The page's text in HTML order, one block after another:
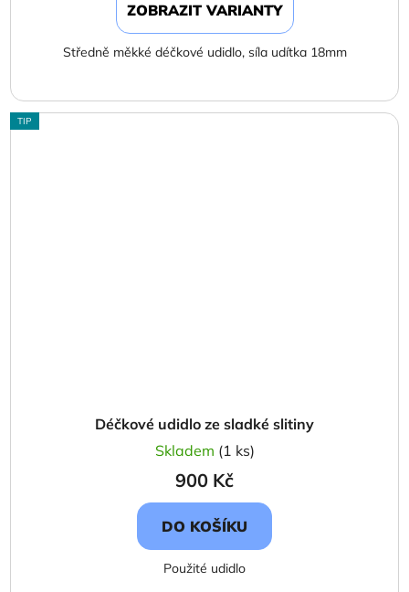
ZOBRAZIT VARIANTY
Středně měkké déčkové udidlo, síla udítka 18mm
TIP
Déčkové udidlo ze sladké slitiny
Skladem (1 ks)
900 Kč
DO KOŠÍKU
Použité udidlo